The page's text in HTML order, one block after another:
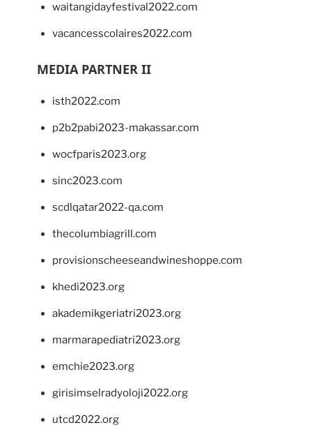
waitangidayfestival2022.com
vacancesscolaires2022.com
MEDIA PARTNER II
isth2022.com
p2b2pabi2023-makassar.com
wocfparis2023.org
sinc2023.com
scdlqatar2022-qa.com
thecolumbiagrill.com
provisionscheeseandwineshoppe.com
khedi2023.org
akademikgeriatri2023.org
marmarapediatri2023.org
emchie2023.org
girisimselradyoloji2022.org
utcd2022.org